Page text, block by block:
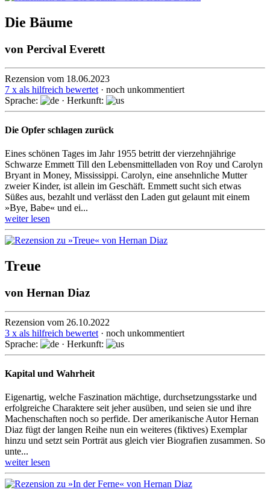
Die Bäume
von Percival Everett
Rezension vom 18.06.2023
7 x als hilfreich bewertet · noch unkommentiert
Sprache:
· Herkunft:
Die Opfer schlagen zurück
Eines schönen Tages im Jahr 1955 betritt der vierzehn­jährige
Schwarze Emmett Till den Lebens­mittel­laden von Roy und Carolyn
Bryant in Money, Missis­sippi. Carolyn, eine ansehn­liche Mutter
zweier Kinder, ist allein im Geschäft. Emmett sucht sich etwas
Süßes aus, bezahlt und verlässt den Laden gut gelaunt mit einem
»Bye, Babe« und ei...
weiter lesen
Treue
von Hernan Diaz
Rezension vom 26.10.2022
3 x als hilfreich bewertet · noch unkommentiert
Sprache:
· Herkunft:
Kapital und Wahrheit
Eigenartig, welche Faszination mächtige, durch­setzungs­starke und
erfolg­reiche Charak­tere seit jeher ausüben, und seien sie und ihre
Machen­schaften noch so perfide. Der amerika­nische Autor Hernan
Diaz fügt der langen Reihe nun ein weiteres (fiktives) Exemplar
hinzu und setzt sein Porträt aus gleich vier Bio­grafien zusammen. So
unte...
weiter lesen